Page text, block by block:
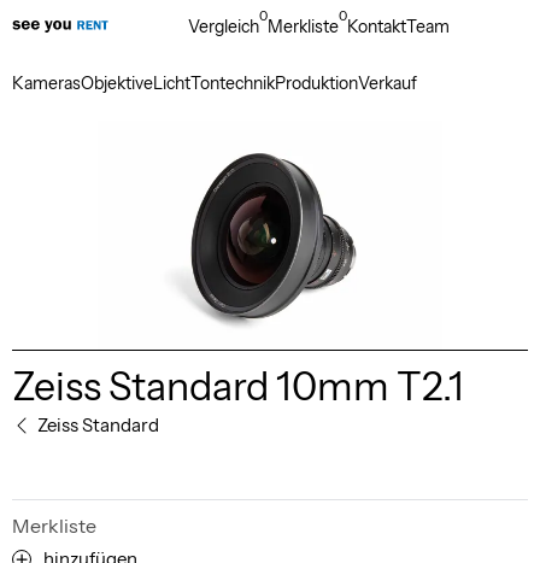
KamerasObjektiveLichtTontechnikProduktionVerkauf
Vergleich0Merkliste0KontaktTeam
Zeiss Standard 10mm T2.1
Zeiss Standard
Merkliste